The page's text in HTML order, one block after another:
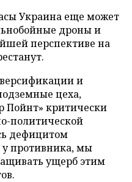
Украина еще может
дроны и
перспективе на
и
цеха,
Пойнт» критически
политической
дефицитом
у противника, мы
ущерб этим